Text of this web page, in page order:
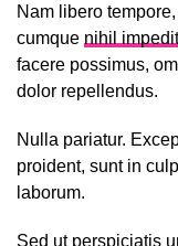
Nam libero
cumque nihil
facere possimus,
dolor repellendus.
Nulla pariatur.
proident, sunt in
laborum.
Sed ut perspiciatis